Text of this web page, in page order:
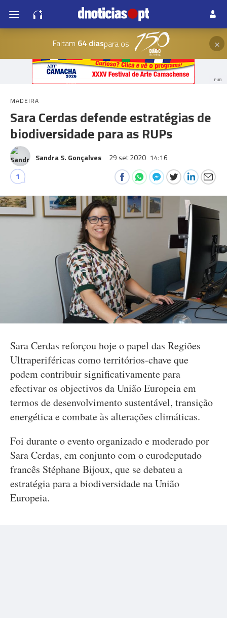
Faltam 64 diaspara os ×
PUB
MADEIRA
Sara Cerdas defende estratégias de
biodiversidade para as RUPs
Sandra S. Gonçalves 29 set 2020 14:16
1
Sara Cerdas reforçou hoje o papel das Regiões
Ultraperiféricas como territórios-chave que
podem contribuir significativamente para
efectivar os objectivos da União Europeia em
termos de desenvolvimento sustentável, transição
energética e combate às alterações climáticas.
Foi durante o evento organizado e moderado por
Sara Cerdas, em conjunto com o eurodeputado
francês Stéphane Bijoux, que se debateu a
estratégia para a biodiversidade na União
Europeia.